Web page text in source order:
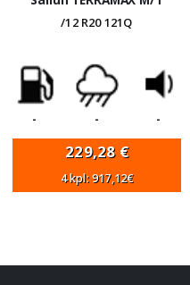
/12 R20 121Q
- - -
229,28 €
4 kpl: 917,12€